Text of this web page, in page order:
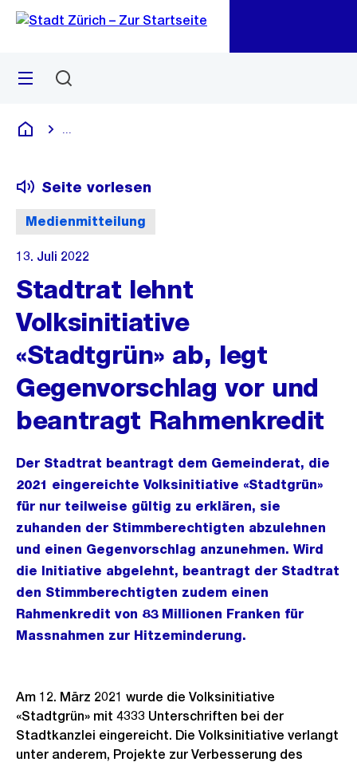
Navigation
Sprunglink
Menü
Deutsch
Medienmitteilung
Seite vorlesen
13. Juli 2022
Stadtrat lehnt
Volksinitiative
«Stadtgrün» ab, legt
Gegenvorschlag vor und
beantragt Rahmenkredit
Der Stadtrat beantragt dem Gemeinderat, die
2021 eingereichte Volksinitiative «Stadtgrün»
für nur teilweise gültig zu erklären, sie
zuhanden der Stimmberechtigten abzulehnen
und einen Gegenvorschlag anzunehmen. Wird
die Initiative abgelehnt, beantragt der Stadtrat
den Stimmberechtigten zudem einen
Rahmenkredit von 83 Millionen Franken für
Massnahmen zur Hitzeminderung.
Am 12. März 2021 wurde die Volksinitiative
«Stadtgrün» mit 4333 Unterschriften bei der
Stadtkanzlei eingereicht. Die Volksinitiative verlangt
unter anderem, Projekte zur Verbesserung des